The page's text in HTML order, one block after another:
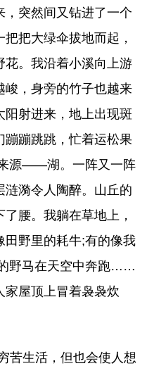
，突然间又钻进了一个
把大绿伞拔地而起，
花。我沿着小溪向上游
峻，身旁的竹子也越来
阳射进来，地上出现斑
蹦蹦跳跳，忙着运松果
源——湖。一阵又一阵
涟漪令人陶醉。山丘的
腰。我躺在草地上，
田野里的耗牛;有的像我
野马在天空中奔跑……
家屋顶上冒着袅袅炊
苦生活，但也会使人想